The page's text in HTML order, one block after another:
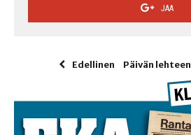
JAA
Edellinen Päivän lehteen